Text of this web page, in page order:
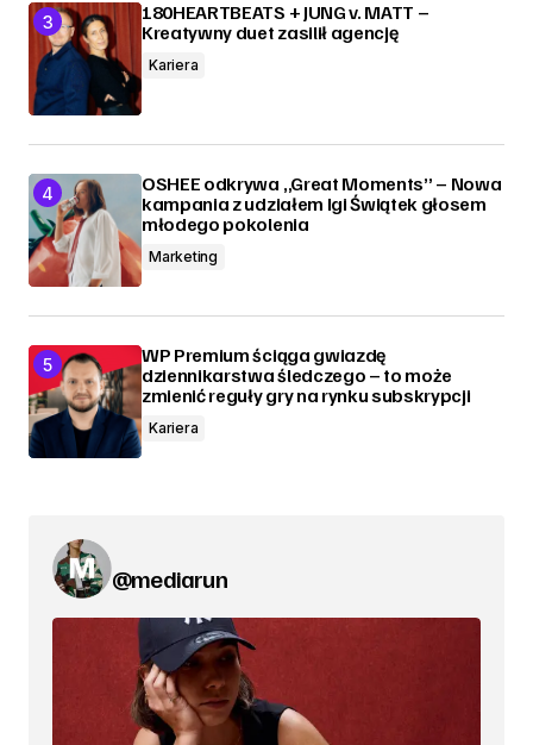
180HEARTBEATS + JUNG v. MATT –
Kreatywny duet zasilił agencję
Kariera
OSHEE odkrywa „Great Moments” – Nowa
kampania z udziałem Igi Świątek głosem
młodego pokolenia
Marketing
WP Premium ściąga gwiazdę
dziennikarstwa śledczego – to może
zmienić reguły gry na rynku subskrypcji
Kariera
@mediarun